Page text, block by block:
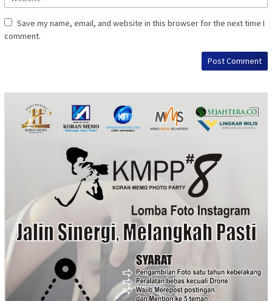
Save my name, email, and website in this browser for the next time I
comment.